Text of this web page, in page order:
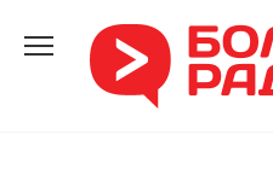
содержанию